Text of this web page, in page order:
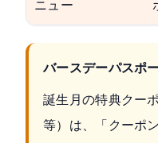
ニュー
バースデーパスポ
誕生月の特典クー
等）は、「クーポ